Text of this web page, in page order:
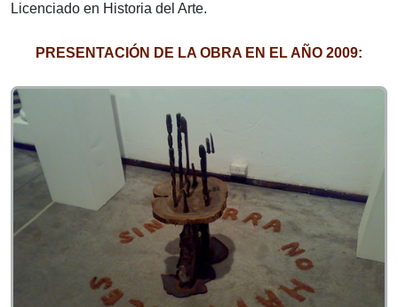
Licenciado en Historia del Arte.
PRESENTACIÓN DE LA OBRA EN EL AÑO 2009: